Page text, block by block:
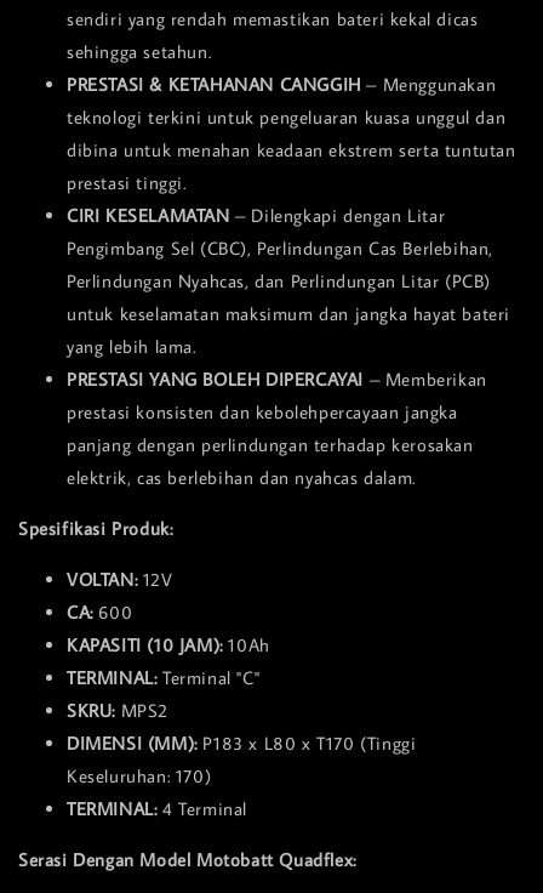
sendiri yang rendah memastikan bateri kekal dicas
sehingga setahun.
PRESTASI & KETAHANAN CANGGIH – Menggunakan
teknologi terkini untuk pengeluaran kuasa unggul dan
dibina untuk menahan keadaan ekstrem serta tuntutan
prestasi tinggi.
CIRI KESELAMATAN – Dilengkapi dengan Litar
Pengimbang Sel (CBC), Perlindungan Cas Berlebihan,
Perlindungan Nyahcas, dan Perlindungan Litar (PCB)
untuk keselamatan maksimum dan jangka hayat bateri
yang lebih lama.
PRESTASI YANG BOLEH DIPERCAYAI – Memberikan
prestasi konsisten dan kebolehpercayaan jangka
panjang dengan perlindungan terhadap kerosakan
elektrik, cas berlebihan dan nyahcas dalam.
Spesifikasi Produk:
VOLTAN:12V
CA:600
KAPASITI (10 JAM):10Ah
TERMINAL:Terminal "C"
SKRU: MPS2
DIMENSI (MM):P183 x L80 x T170 (Tinggi
Keseluruhan: 170)
TERMINAL:4 Terminal
Serasi Dengan Model Motobatt Quadflex: